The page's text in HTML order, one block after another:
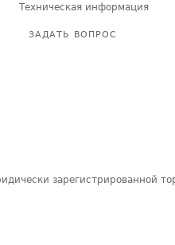
Техническая информация
ЗАДАТЬ ВОПРОС
зарегистрированной